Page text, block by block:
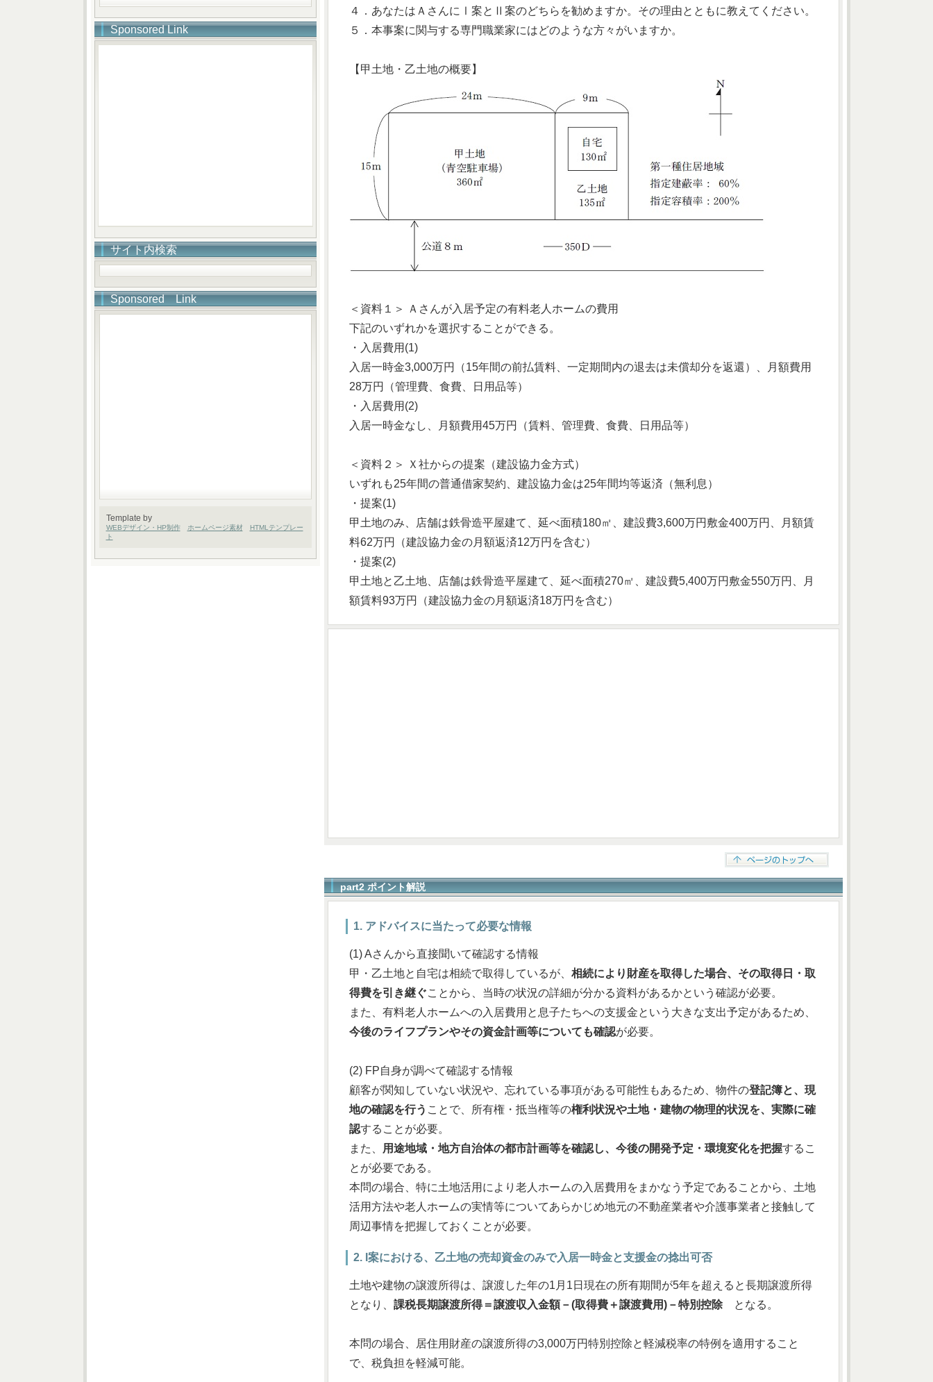
４．あなたはＡさんにⅠ案とⅡ案のどちらを勧めますか。その理由とともに教えてください。
５．本事案に関与する専門職業家にはどのような方々がいますか。
【甲土地・乙土地の概要】
＜資料１＞ Ａさんが入居予定の有料老人ホームの費用
下記のいずれかを選択することができる。
・入居費用(1)
入居一時金3,000万円（15年間の前払賃料、一定期間内の退去は未償却分を返還）、月額費用
28万円（管理費、食費、日用品等）
・入居費用(2)
入居一時金なし、月額費用45万円（賃料、管理費、食費、日用品等）
＜資料２＞ Ｘ社からの提案（建設協力金方式）
いずれも25年間の普通借家契約、建設協力金は25年間均等返済（無利息）
・提案(1)
甲土地のみ、店舗は鉄骨造平屋建て、延べ面積180㎡、建設費3,600万円敷金400万円、月額賃
料62万円（建設協力金の月額返済12万円を含む）
・提案(2)
甲土地と乙土地、店舗は鉄骨造平屋建て、延べ面積270㎡、建設費5,400万円敷金550万円、月
額賃料93万円（建設協力金の月額返済18万円を含む）
part2 ポイント解説
1. アドバイスに当たって必要な情報
(1) Aさんから直接聞いて確認する情報
甲・乙土地と自宅は相続で取得しているが、 相続により財産を取得した場合、その取得日・取
得費を引き継ぐことから、当時の状況の詳細が分かる資料があるかという確認が必要。
また、有料老人ホームへの入居費用と息子たちへの支援金という大きな支出予定があるため、
今後のライフプランやその資金計画等についても確認が必要。
(2) FP自身が調べて確認する情報
顧客が関知していない状況や、忘れている事項がある可能性もあるため、物件の登記簿と、現
地の確認を行う ことで、所有権・抵当権等の権利状況や土地・建物の物理的状況を、実際に確
認することが必要。
また、
用途地域・地方自治体の都市計画等を確認し、今後の開発予定・環境変化を把握するこ
とが必要である。
本問の場合、特に土地活用により老人ホームの入居費用をまかなう予定であることから、土地
活用方法や老人ホームの実情等についてあらかじめ地元の不動産業者や介護事業者と接触して
周辺事情を把握しておくことが必要。
2. I案における、乙土地の売却資金のみで入居一時金と支援金の捻出可否
土地や建物の譲渡所得は、譲渡した年の1月1日現在の所有期間が5年を超えると長期譲渡所得
となり、 課税長期譲渡所得＝譲渡収入金額－(取得費＋譲渡費用)－特別控除となる。
本問の場合、居住用財産の譲渡所得の3,000万円特別控除と軽減税率の特例を適用すること
で、税負担を軽減可能。
Sponsored Link
サイト内検索
Sponsored Link
Template by
WEBデザイン・HP制作 ホームページ素材
HTMLテンプレー
ト